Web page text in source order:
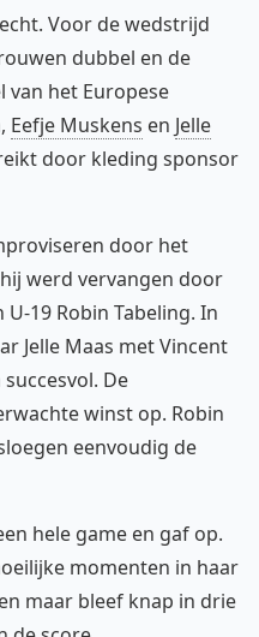
Voor de wedstrijd
dubbel en de
van het Europese
Eefje Muskens en Jelle
door kleding sponsor
door het
werd vervangen door
19 Robin Tabeling. In
Jelle Maas met Vincent
De
winst op. Robin
eenvoudig de
hele game en gaf op.
momenten in haar
maar bleef knap in drie